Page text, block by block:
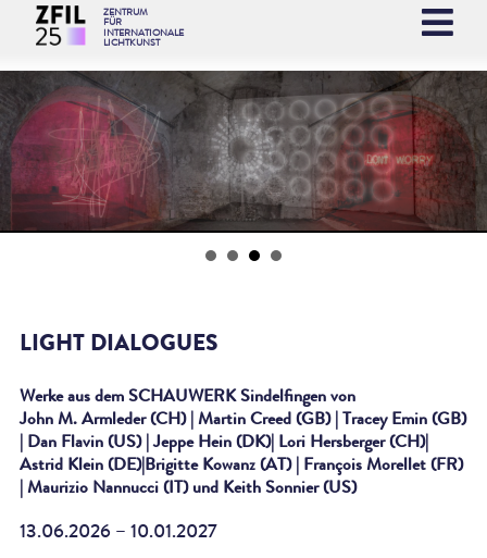
ZENTRUM
FÜR
INTERNATIONALE
LICHTKUNST
WILLKOMMEN IM ZENTRUM FÜR INTERNATIONALE LICHTKUNST UNNA
LIGHT DIALOGUES
Werke aus dem SCHAUWERK Sindelfingen von
John M. Armleder (CH) | Martin Creed (GB) | Tracey Emin (GB)
| Dan Flavin (US) | Jeppe Hein (DK)| Lori Hersberger (CH)|
Astrid Klein (DE)|Brigitte Kowanz (AT) | François Morellet (FR)
| Maurizio Nannucci (IT) und Keith Sonnier (US)
13.06.2026 – 10.01.2027